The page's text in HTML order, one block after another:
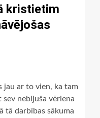
kristietim
jau ar to vien, ka tam
sev nebijuša vēriena
tā darbības sākuma